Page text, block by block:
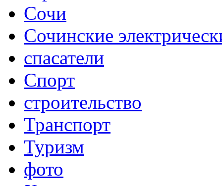
Сочи
Сочинские
спасатели
Спорт
строительство
Транспорт
Туризм
фото